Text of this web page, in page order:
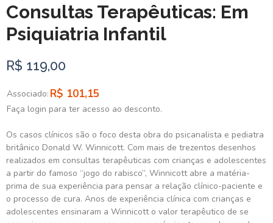
Consultas Terapêuticas: Em
Psiquiatria Infantil
R$ 119,00
Associado: R$ 101,15
Faça login para ter acesso ao desconto.
Os casos clínicos são o foco desta obra do psicanalista e pediatra
britânico Donald W. Winnicott. Com mais de trezentos desenhos
realizados em consultas terapêuticas com crianças e adolescentes
a partir do famoso “jogo do rabisco”, Winnicott abre a matéria-
prima de sua experiência para pensar a relação clínico-paciente e
o processo de cura. Anos de experiência clínica com crianças e
adolescentes ensinaram a Winnicott o valor terapêutico de se